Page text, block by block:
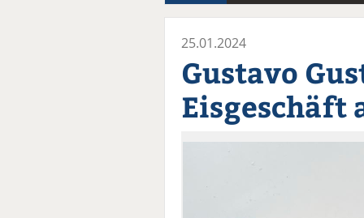
25.01.2024
Gustavo
Eisgeschäft